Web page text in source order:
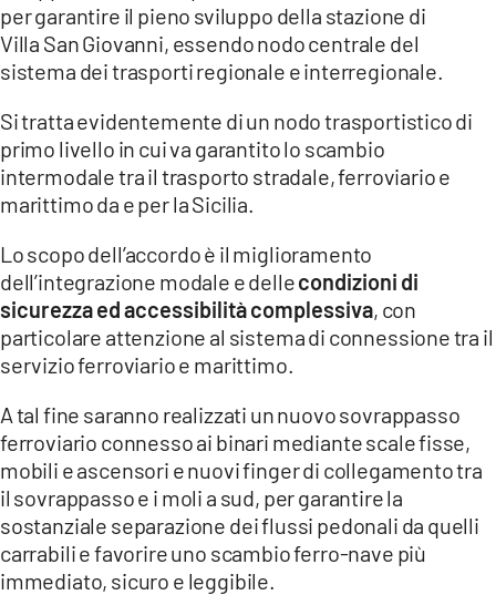
LACITYMAG.IT
ILREGGINO.IT
ILVIBONESE.IT
CATANZAROCHANNEL.IT
LACAPITALENEWS.IT
App
ANDROID
per garantire il pieno sviluppo della stazione di
Villa San Giovanni, essendo nodo centrale del
sistema dei trasporti regionale e interregionale.
Si tratta evidentemente di un nodo trasportistico di
primo livello in cui va garantito lo scambio
intermodale tra il trasporto stradale, ferroviario e
marittimo da e per la Sicilia.
Lo scopo dell’accordo è il miglioramento
dell’integrazione modale e dellecondizioni di
sicurezza ed accessibilità complessiva, con
particolare attenzione al sistema di connessione tra il
servizio ferroviario e marittimo.
A tal fine saranno realizzati un nuovo sovrappasso
ferroviario connesso ai binari mediante scale fisse,
mobili e ascensori e nuovi finger di collegamento tra
il sovrappasso e i moli a sud, per garantire la
sostanziale separazione dei flussi pedonali da quelli
carrabili e favorire uno scambio ferro-nave più
immediato, sicuro e leggibile.